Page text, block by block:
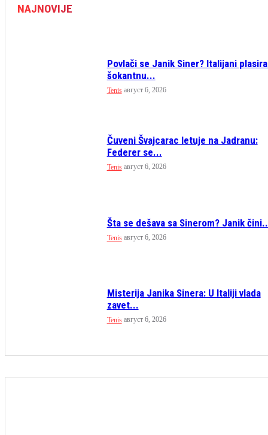
NAJNOVIJE
Povlači se Janik Siner? Italijani
šokantnu...
Tenis август 6, 2026
Čuveni Švajcarac letuje na Jadranu:
Federer se...
Tenis август 6, 2026
Šta se dešava sa Sinerom? Janik
Tenis август 6, 2026
Misterija Janika Sinera: U Italiji vlada
zavet...
Tenis август 6, 2026